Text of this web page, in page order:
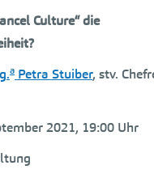
Culture“ die
a Petra Stuiber, stv.
2021, 19:00 Uhr